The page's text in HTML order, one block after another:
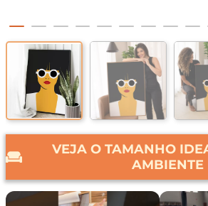
VEJA O TAMANHO
AMBIENTE